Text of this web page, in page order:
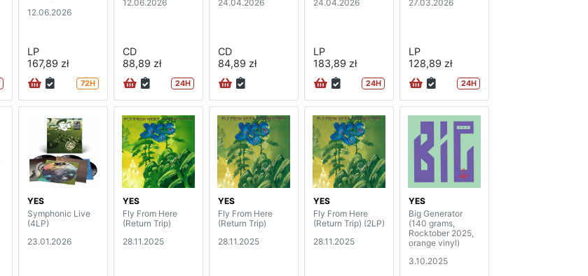
12.06.2026
LP
167,89 zł
72H
12.06.2026
CD
88,89 zł
24H
24.04.2026
CD
84,89 zł
24.04.2026
LP
183,89 zł
24H
27.03.2026
LP
128,89 zł
24H
YES
Symphonic Live
(4LP)
23.01.2026
YES
Fly From Here
(Return Trip)
28.11.2025
YES
Fly From Here
(Return Trip)
28.11.2025
YES
Fly From Here
(Return Trip) (2LP)
28.11.2025
YES
Big Generator
(140 grams,
Rocktober 2025,
orange vinyl)
3.10.2025